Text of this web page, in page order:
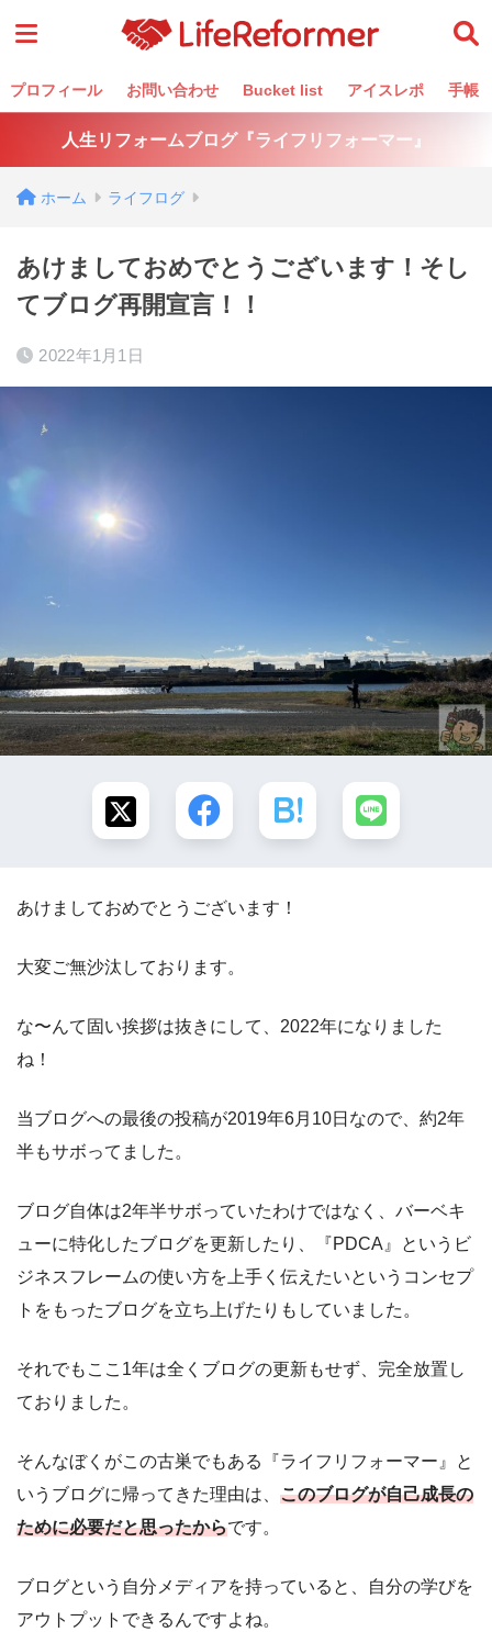
プロフィール お問い合わせ Bucket list アイスレポ 手帳
人生リフォームブログ『ライフリフォーマー』
ホーム ライフログ
あけましておめでとうございます！そし
てブログ再開宣言！！
2022年1月1日
あけましておめでとうございます！
大変ご無沙汰しております。
な〜んて固い挨拶は抜きにして、2022年になりました
ね！
当ブログへの最後の投稿が2019年6月10日なので、約2年
半もサボってました。
ブログ自体は2年半サボっていたわけではなく、バーベキ
ューに特化したブログを更新したり、『PDCA』というビ
ジネスフレームの使い方を上手く伝えたいというコンセプ
トをもったブログを立ち上げたりもしていました。
それでもここ1年は全くブログの更新もせず、完全放置し
ておりました。
そんなぼくがこの古巣でもある『ライフリフォーマー』と
いうブログに帰ってきた理由は、 このブログが自己成長の
ために必要だと思ったからです。
ブログという自分メディアを持っていると、自分の学びを
アウトプットできるんですよね。